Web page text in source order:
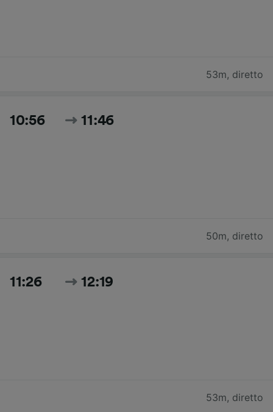
53m, diretto
10:56 11:46
50m, diretto
11:26 12:19
53m, diretto